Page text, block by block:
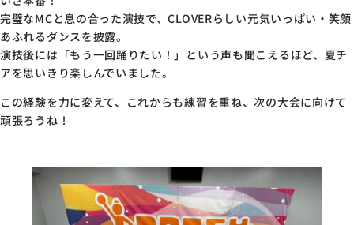
完璧なMCと息の合った演技で、CLOVERらしい元気いっぱい・笑顔
あふれるダンスを披露。
演技後には「もう一回踊りたい！」という声も聞こえるほど、夏チ
アを思いきり楽しんでいました。
この経験を力に変えて、これからも練習を重ね、次の大会に向けて
頑張ろうね！